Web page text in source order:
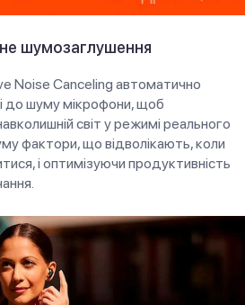
шумозаглушення
Noise Canceling автоматично
до шуму мікрофони, щоб
світ у режимі реального
фактори, що відволікають, коли
і оптимізуючи продуктивність